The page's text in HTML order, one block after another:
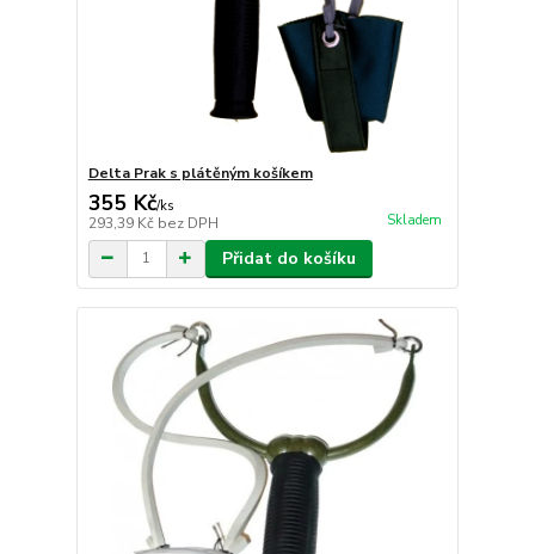
Delta Prak s plátěným košíkem
355 Kč/ks
293,39 Kč bez DPH Skladem
Přidat do košíku